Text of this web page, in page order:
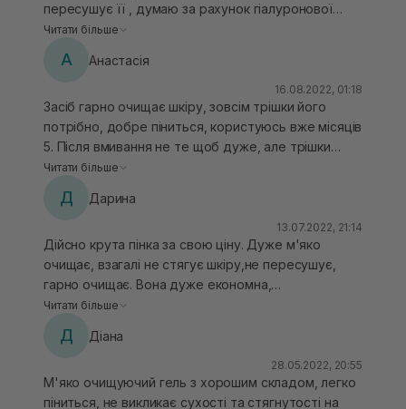
шкіри і це мені в ньому подобається .
пересушує її , думаю за рахунок гіалуронової
кислоти і екстракту алое в складі Загалом ,думаю
чутлива шкіра , мені від підійшов на щодень
Читати більше
А Анастасія
16.08.2022, 01:18
Засіб гарно очищає шкіру, зовсім трішки його
потрібно, добре піниться, користуюсь вже місяців
5. Після вмивання не те щоб дуже, але трішки
стягує і відразу є бажання нанести тонер. Але
Читати більше
Д Дарина
13.07.2022, 21:14
Дійсно крута пінка за свою ціну. Дуже м'яко
очищає, взагалі не стягує шкіру,не пересушує,
гарно очищає. Вона дуже економна,
користувалася нею десь пів року, добре піниться.
Читати більше
Д Діана
28.05.2022, 20:55
М'яко очищуючий гель з хорошим складом, легко
піниться, не викликає сухості та стягнутості на